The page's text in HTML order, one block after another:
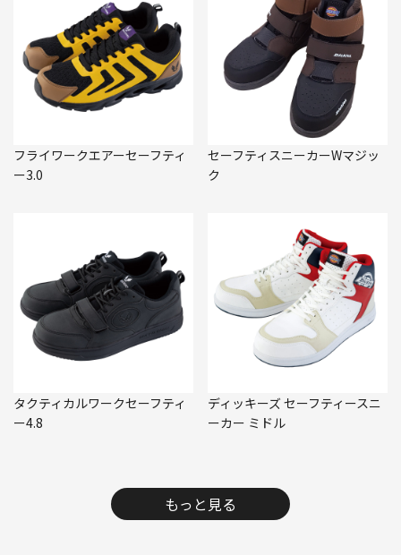
フライワークエアーセーフティ
ー3.0
セーフティスニーカーWマジッ
ク
タクティカルワークセーフティ
ー4.8
ディッキーズ セーフティースニ
ーカー ミドル
もっと見る